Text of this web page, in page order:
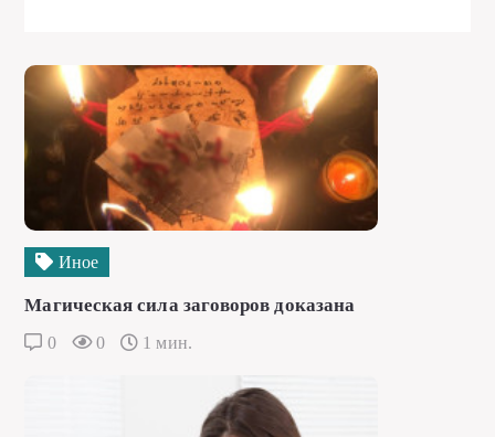
Иное
Магическая сила заговоров доказана
0 0 1 мин.